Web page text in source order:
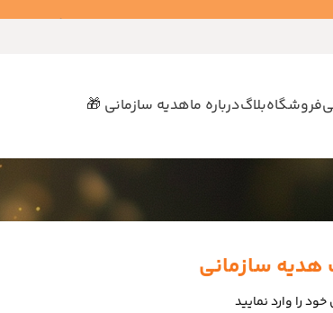
فروشگاهبلاگدرباره ماهدیه سازمانی 🎁
سازمانی
را وارد نمایید
، خلاصه تمام ایده‌ها و کتاب‌های رابرت گرین (کد MPS - ده درصد تخفیف و ارسال رایگان)